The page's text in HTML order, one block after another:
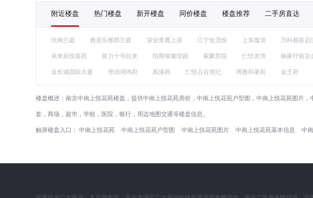
附近楼盘 热门楼盘 新开楼盘 同价楼盘 楼盘推荐 二手房直达
玖峰兰庭 雅居乐雅郡兰庭 深业青麓上居 江宁金茂悦 上东逸境 万科都荟启
未来辰悦嘉苑 富力十号往来 招商璀璨璟园 紫麟景院 仁恒龙湾 杨家圩南京
金长城国际大厦 华润润鸿府 凤溪苑 仁恒云谷世纪 博雅和著苑 金王府
楼盘概述： 南京中南上悦花苑楼盘，提供中南上悦花苑房价，中南上悦花苑户型图，中南上悦花苑图片
套，商场，超市，学校，医院，银行，周边地图交通等楼盘信息。
触屏楼盘入口： 中南上悦花苑 中南上悦花苑户型图 中南上悦花苑图片 中南上悦花苑基本信息 中